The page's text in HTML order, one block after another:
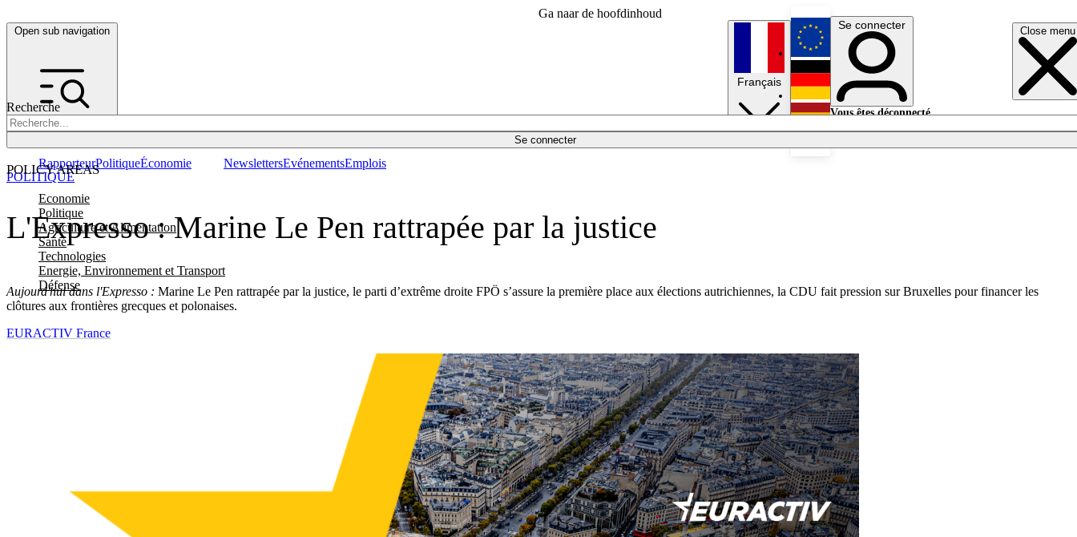
Ga naar de hoofdinhoud
Open sub navigation Close menu
Recherche
Se connecter
POLICY AREAS
Economie
Politique
Agriculture et Alimentation
Santé
Technologies
Energie, Environnement et Transport
Défense
RapporteurPolitiqueÉconomie NewslettersEvénementsEmplois
Français
English
Deutsch
Se connecter
Vous êtes déconnecté.
L'Expresso : Marine Le Pen rattrapée par la justice
Aujourd'hui dans l'Expresso : Marine Le Pen rattrapée par la justice, le parti d’extrême droite FPÖ s’assure la première place aux élections autrichiennes, la CDU fait pression sur Bruxelles pour financer les
clôtures aux frontières grecques et polonaises.
POLITIQUE
EURACTIV France